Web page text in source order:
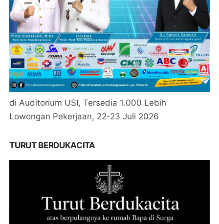
di Auditorium USI, Tersedia 1.000 Lebih
Lowongan Pekerjaan, 22-23 Juli 2026
TURUT BERDUKACITA